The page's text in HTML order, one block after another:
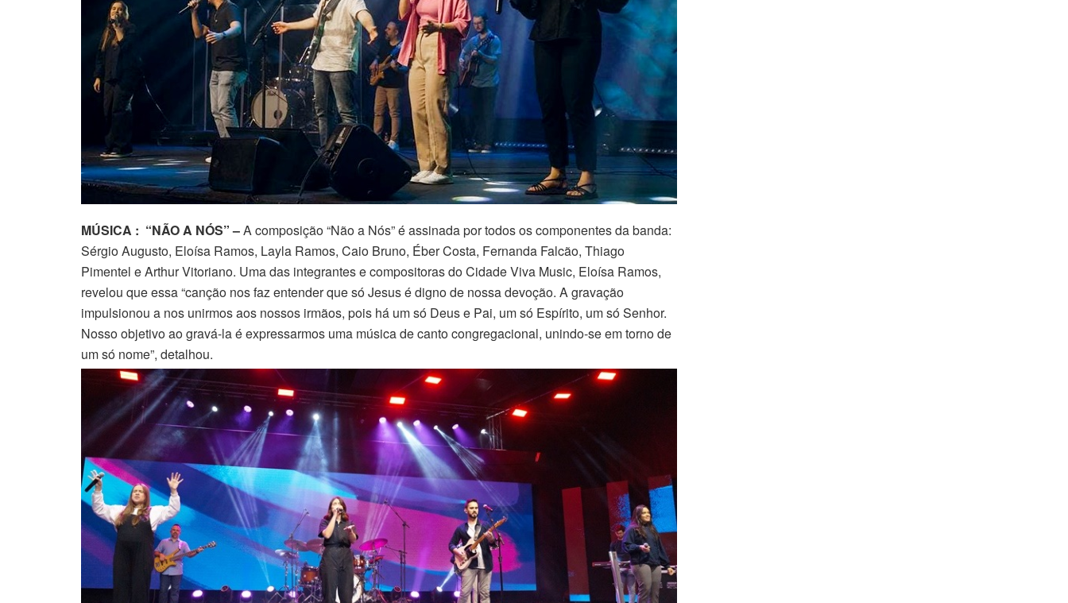
MÚSICA : “NÃO A NÓS” –A composição “Não a Nós” é assinada por todos os componentes da banda:
Sérgio Augusto, Eloísa Ramos, Layla Ramos, Caio Bruno, Éber Costa, Fernanda Falcão, Thiago
Pimentel e Arthur Vitoriano. Uma das integrantes e compositoras do Cidade Viva Music, Eloísa Ramos,
revelou que essa “canção nos faz entender que só Jesus é digno de nossa devoção. A gravação
impulsionou a nos unirmos aos nossos irmãos, pois há um só Deus e Pai, um só Espírito, um só Senhor.
Nosso objetivo ao gravá-la é expressarmos uma música de canto congregacional, unindo-se em torno de
um só nome”, detalhou.